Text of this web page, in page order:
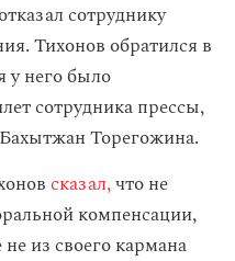
сотруднику
Тихонов обратился в
него было
сотрудника прессы,
Торегожина.
сказал,что не
компенсации,
из своего кармана